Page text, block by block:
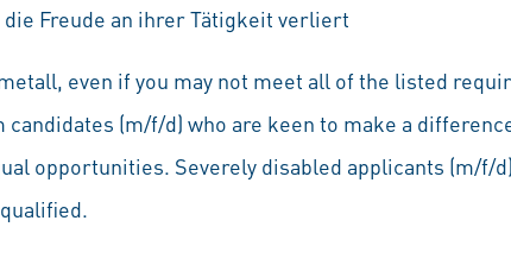
Freude an ihrer Tätigkeit verliert
even if you may not meet all of the listed
(m/f/d) who are keen to make a
opportunities. Severely disabled applicants (m/f/